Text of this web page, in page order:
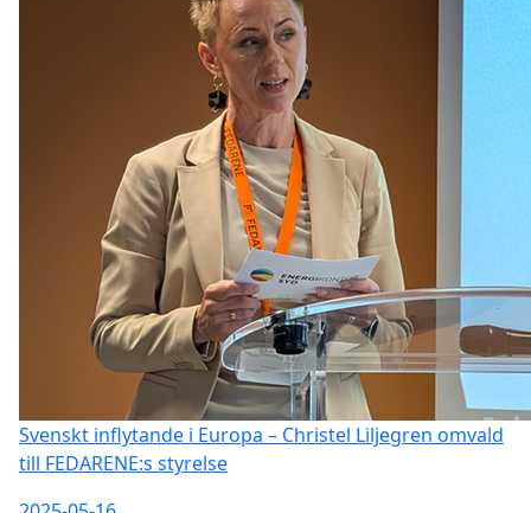
Svenskt inflytande i Europa – Christel Liljegren omvald
till FEDARENE:s styrelse